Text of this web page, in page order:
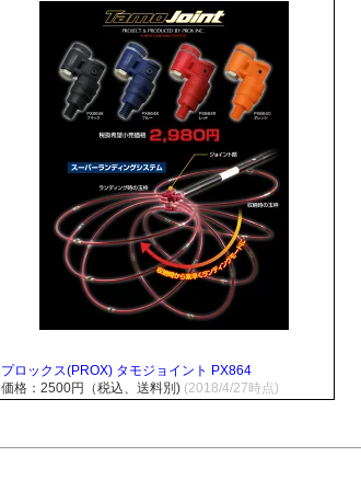
プロックス(PROX) タモジョイント PX864
価格：2500円（税込、送料別) (2018/4/27時点)